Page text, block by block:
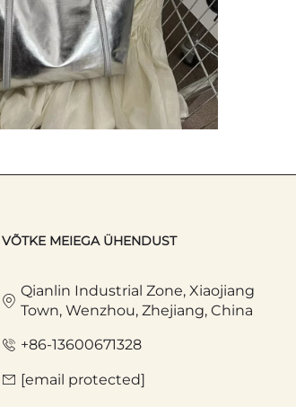
VÕTKE MEIEGA ÜHENDUST
Qianlin Industrial Zone, Xiaojiang
Town, Wenzhou, Zhejiang, China
+86-13600671328
[email protected]